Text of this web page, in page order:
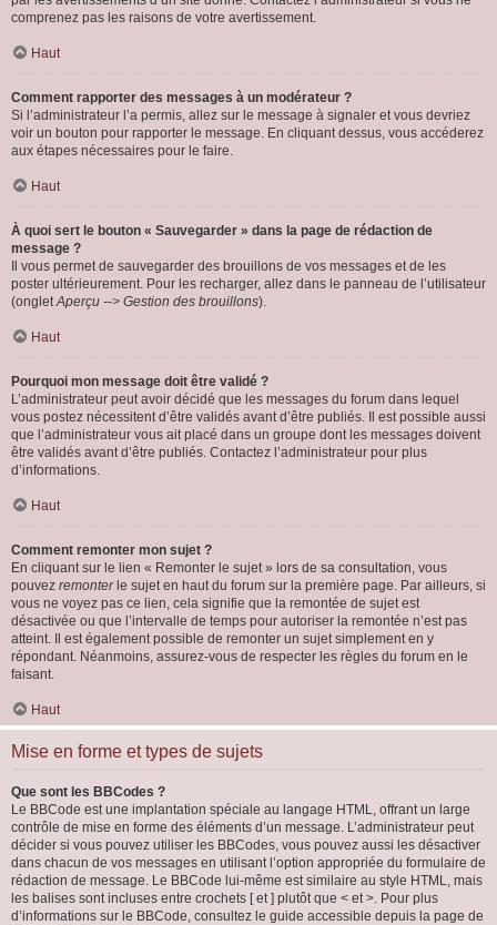
comprenez pas les raisons de votre avertissement.
Haut
Comment rapporter des messages à un modérateur ?
Si l’administrateur l’a permis, allez sur le message à signaler et vous devriez
voir un bouton pour rapporter le message. En cliquant dessus, vous accéderez
aux étapes nécessaires pour le faire.
Haut
À quoi sert le bouton « Sauvegarder » dans la page de rédaction de
message ?
Il vous permet de sauvegarder des brouillons de vos messages et de les
poster ultérieurement. Pour les recharger, allez dans le panneau de l’utilisateur
(ongletAperçu --> Gestion des brouillons).
Haut
Pourquoi mon message doit être validé ?
L’administrateur peut avoir décidé que les messages du forum dans lequel
vous postez nécessitent d’être validés avant d’être publiés. Il est possible aussi
que l’administrateur vous ait placé dans un groupe dont les messages doivent
être validés avant d’être publiés. Contactez l’administrateur pour plus
d’informations.
Haut
Comment remonter mon sujet ?
En cliquant sur le lien « Remonter le sujet » lors de sa consultation, vous
pouvez remonterle sujet en haut du forum sur la première page. Par ailleurs, si
vous ne voyez pas ce lien, cela signifie que la remontée de sujet est
désactivée ou que l’intervalle de temps pour autoriser la remontée n’est pas
atteint. Il est également possible de remonter un sujet simplement en y
répondant. Néanmoins, assurez-vous de respecter les règles du forum en le
faisant.
Haut
Mise en forme et types de sujets
Que sont les BBCodes ?
Le BBCode est une implantation spéciale au langage HTML, offrant un large
contrôle de mise en forme des éléments d’un message. L’administrateur peut
décider si vous pouvez utiliser les BBCodes, vous pouvez aussi les désactiver
dans chacun de vos messages en utilisant l’option appropriée du formulaire de
rédaction de message. Le BBCode lui-même est similaire au style HTML, mais
les balises sont incluses entre crochets [ et ] plutôt que < et >. Pour plus
d’informations sur le BBCode, consultez le guide accessible depuis la page de